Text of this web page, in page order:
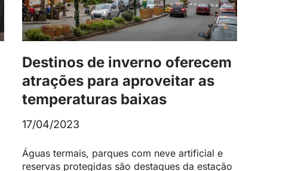
Destinos de inverno oferecem
atrações para aproveitar as
temperaturas baixas
17/04/2023
Águas termais, parques com neve artificial e
reservas protegidas são destaques da estação